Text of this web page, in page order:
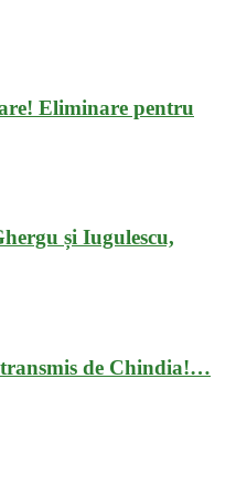
Eliminare pentru
și Iugulescu,
de Chindia!…